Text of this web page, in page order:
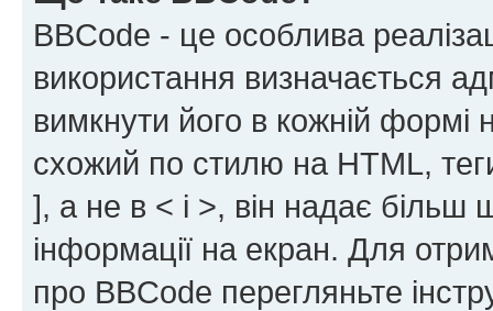
BBCode - це особлива
використання визначається
вимкнути його в кожній
схожий по стилю на HTML,
], а не в < і >, він надає більш
інформації на екран. Для
про BBCode перегляньте